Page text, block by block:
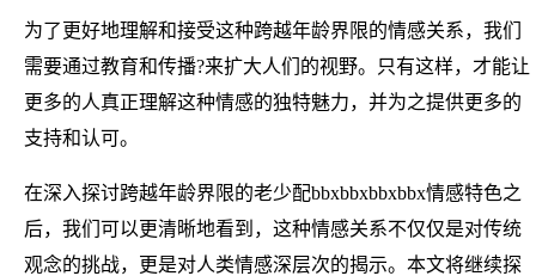
为了更好地理解和接受这种跨越年龄界限的情感关系，我们
需要通过教育和传播?来扩大人们的视野。只有这样，才能让
更多的人真正理解这种情感的独特魅力，并为之提供更多的
支持和认可。
在深入探讨跨越年龄界限的老少配bbxbbxbbxbbx情感特色之
后，我们可以更清晰地看到，这种情感关系不仅仅是对传统
观念的挑战，更是对人类情感深层次的揭示。本文将继续探